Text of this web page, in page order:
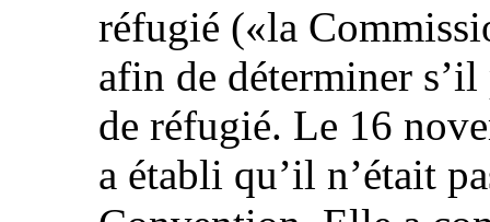
réfugié («la
afin de déterminer
de réfugié. Le 16
a établi qu’il n’était